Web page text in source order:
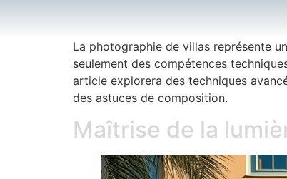
La photographie de villas représente
seulement des compétences
article explorera des techniques
des astuces de composition.
Maîtrise de la